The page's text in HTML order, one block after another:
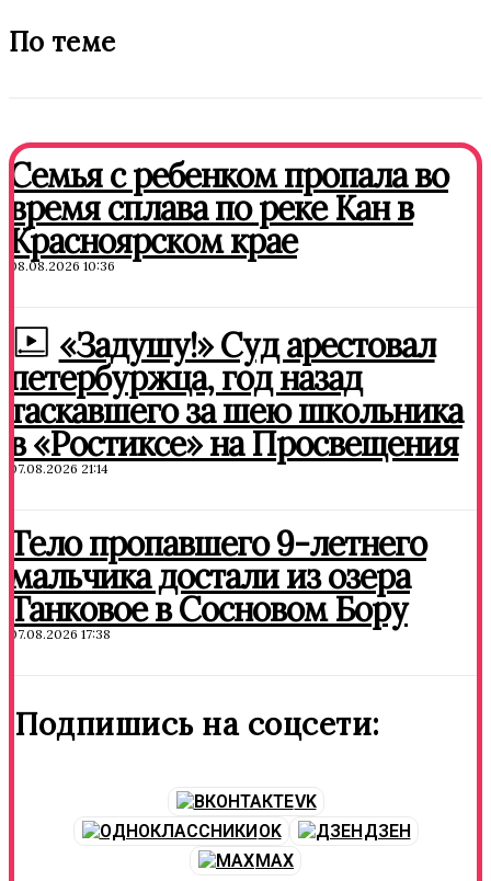
По теме
Семья с ребенком пропала во
время сплава по реке Кан в
Красноярском крае
08.08.2026 10:36
«Задушу!» Суд арестовал
петербуржца, год назад
таскавшего за шею школьника
в «Ростиксе» на Просвещения
07.08.2026 21:14
Тело пропавшего 9-летнего
мальчика достали из озера
Танковое в Сосновом Бору
07.08.2026 17:38
Подпишись на соцсети:
VK
OK
ДЗЕН
MAX